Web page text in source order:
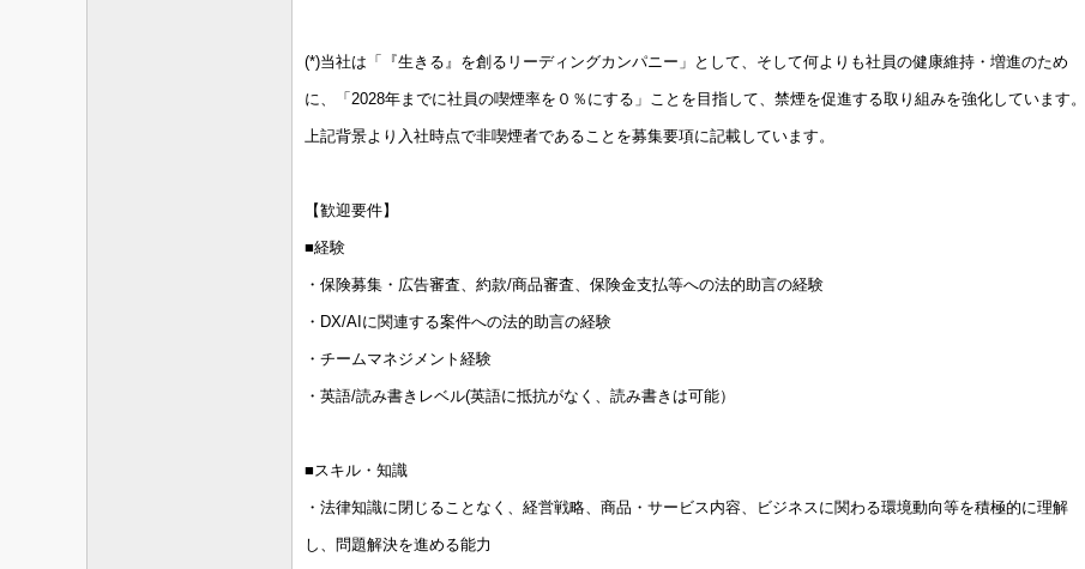
(*)当社は「『生きる』を創るリーディングカンパニー」として、そして何よりも社員の健康維持・増進のため
に、「2028年までに社員の喫煙率を０％にする」ことを目指して、禁煙を促進する取り組みを強化しています。
上記背景より入社時点で非喫煙者であることを募集要項に記載しています。
【歓迎要件】
■経験
・保険募集・広告審査、約款/商品審査、保険金支払等への法的助言の経験
・DX/AIに関連する案件への法的助言の経験
・チームマネジメント経験
・英語/読み書きレベル(英語に抵抗がなく、読み書きは可能）
■スキル・知識
・法律知識に閉じることなく、経営戦略、商品・サービス内容、ビジネスに関わる環境動向等を積極的に理解
し、問題解決を進める能力